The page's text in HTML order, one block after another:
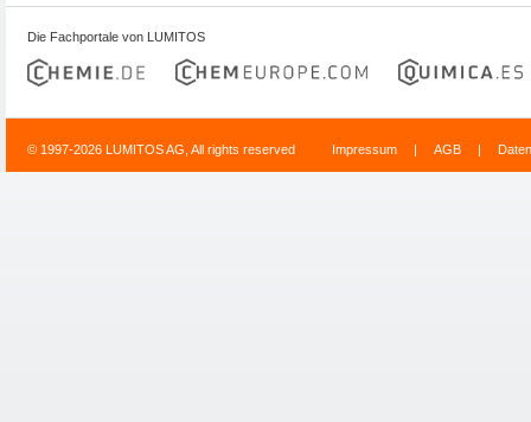
Die Fachportale von LUMITOS
© 1997-2026 LUMITOS AG, All rights reserved Impressum | AGB |